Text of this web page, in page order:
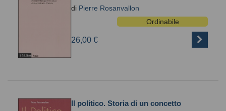
di Pierre Rosanvallon
Ordinabile
26,00 €
Il politico. Storia di un concetto